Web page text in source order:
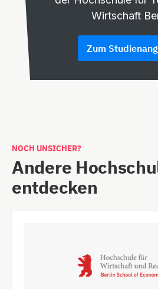
Wirtschaft
Zum
NOCH UNSICHER?
Andere
entdecken